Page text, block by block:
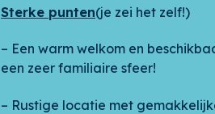
Sterke punten(je zei het zelf!)
– Een warm welkom en
een zeer familiaire sfeer!
– Rustige locatie met